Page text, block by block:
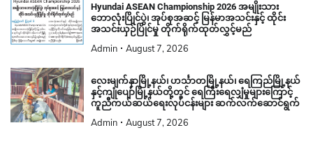
Hyundai ASEAN Championship 2026 အမျိုးသား
ဘောလုံးပြိုင်ပွဲ၊ အုပ်စုအဆင့် မြန်မာအသင်းနှင့် ထိုင်း
အသင်းယှဉ်ပြိုင်မှု တိုက်ရိုက်ထုတ်လွှင့်မည်
Admin August 7, 2026
လေးမျက်နှာမြို့နယ်၊ ဟင်္သာတမြို့နယ်၊ ရေကြည်မြို့နယ်
နှင့်ကျုံပျော်မြို့နယ်တို့တွင် ရေကြီးရေလျှံမှုများကြောင့်
ကူညီကယ်ဆယ်ရေးလုပ်ငန်းများ ဆက်လက်ဆောင်ရွက်
Admin August 7, 2026